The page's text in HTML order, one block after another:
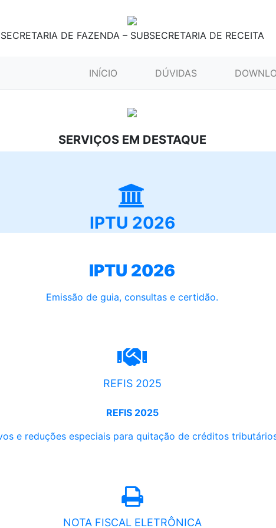
SECRETARIA DE FAZENDA – SUBSECRETARIA DE RECEITA
INÍCIO (CURRENT)DÚVIDAS
SERVIÇOS EM DESTAQUE
IPTU 2026
IPTU 2026
Emissão de guia, consultas e certidão.
REFIS 2025
REFIS 2025
e reduções especiais para quitação de créditos
NOTA FISCAL ELETRÔNICA